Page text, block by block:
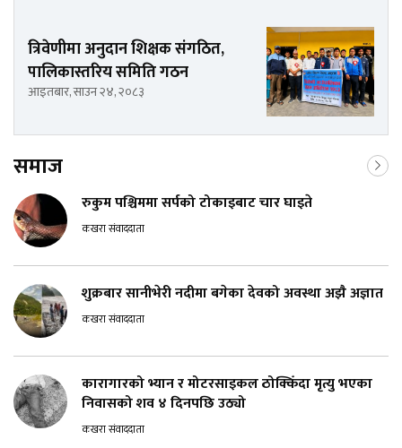
त्रिवेणीमा अनुदान शिक्षक संगठित,
पालिकास्तरिय समिति गठन
आइतबार, साउन २४, २०८३
समाज
रुकुम पश्चिममा सर्पको टोकाइबाट चार घाइते
कखरा संवाददाता
शुक्रबार सानीभेरी नदीमा बगेका देवको अवस्था अझै अज्ञात
कखरा संवाददाता
कारागारको भ्यान र मोटरसाइकल ठोक्किँदा मृत्यु भएका
निवासको शव ४ दिनपछि उठ्यो
कखरा संवाददाता